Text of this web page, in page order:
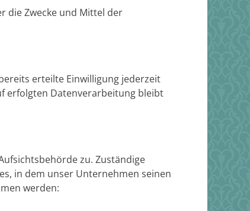
die Zwecke und Mittel der
erteilte Einwilligung jederzeit
erfolgten Datenverarbeitung bleibt
zu. Zuständige
in dem unser Unternehmen seinen
werden: